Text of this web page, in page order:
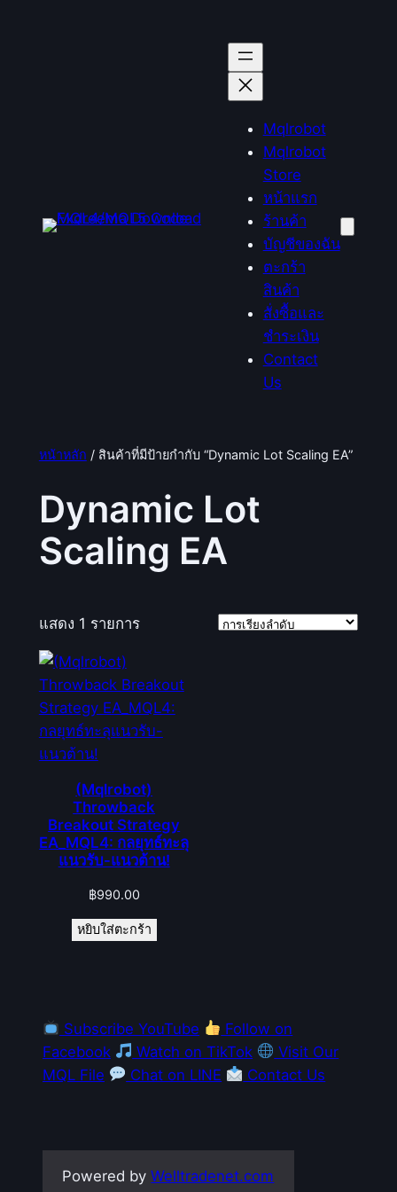
Mqlrobot
Mqlrobot
Store
หน้าแรก
ร้านค้า
บัญชีของฉัน
ตะกร้า
สินค้า
สั่งซื้อและ
ชำระเงิน
Contact
Us
หน้าหลัก / สินค้าที่มีป้ายกำกับ “Dynamic Lot Scaling EA”
Dynamic Lot
Scaling EA
แสดง 1 รายการ
(Mqlrobot)
Throwback
Breakout Strategy
EA_MQL4: กลยุทธ์ทะลุ
แนวรับ-แนวต้าน!
฿990.00
หยิบใส่ตะกร้า
Subscribe YouTube
Follow on
Facebook
Watch on TikTok
Visit Our
MQL File
Chat on LINE Contact Us
Powered byWelltradenet.com